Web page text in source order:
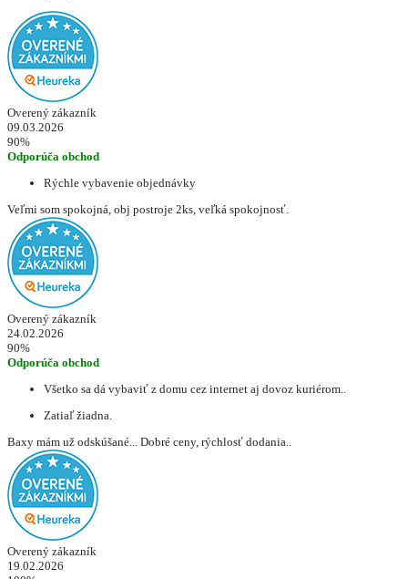
Overený zákazník
09.03.2026
90%
Odporúča obchod
Rýchle vybavenie objednávky
Veľmi som spokojná, obj postroje 2ks, veľká spokojnosť.
Overený zákazník
24.02.2026
90%
Odporúča obchod
Všetko sa dá vybaviť z domu cez internet aj dovoz kuriérom..
Zatiaľ žiadna.
Baxy mám už odskúšané... Dobré ceny, rýchlosť dodania..
Overený zákazník
19.02.2026